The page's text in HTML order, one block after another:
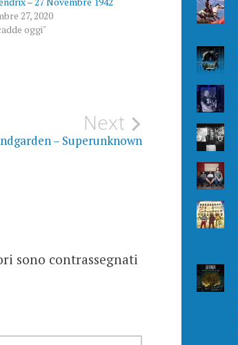
27, 2020
oggi"
Next
– Superunknown
sono contrassegnati